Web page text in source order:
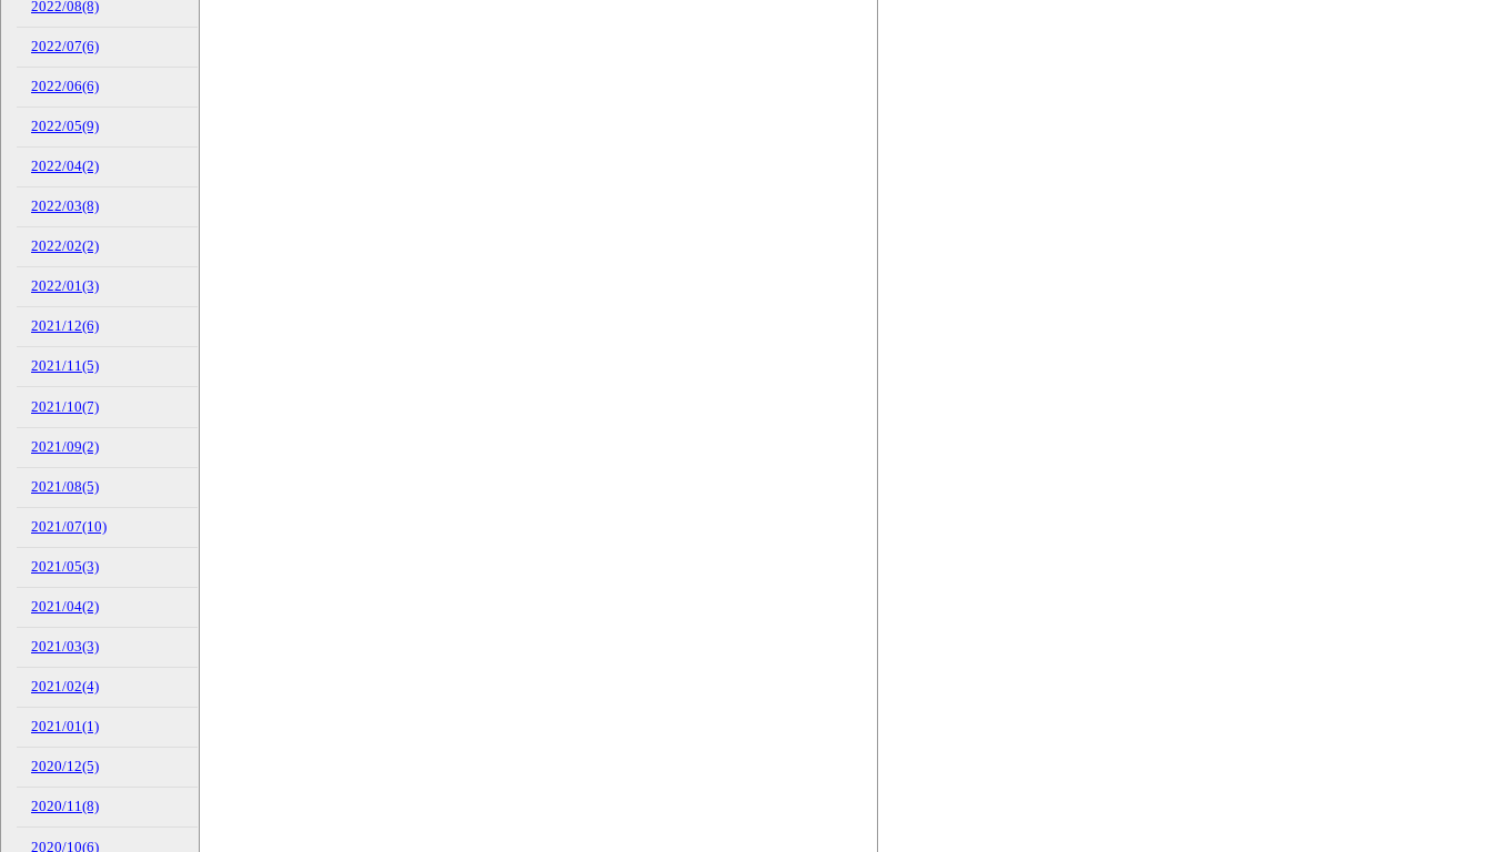
2022/08(8)
2022/07(6)
2022/06(6)
2022/05(9)
2022/04(2)
2022/03(8)
2022/02(2)
2022/01(3)
2021/12(6)
2021/11(5)
2021/10(7)
2021/09(2)
2021/08(5)
2021/07(10)
2021/05(3)
2021/04(2)
2021/03(3)
2021/02(4)
2021/01(1)
2020/12(5)
2020/11(8)
2020/10(6)